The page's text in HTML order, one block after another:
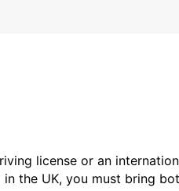
license or an
the UK, you must bring